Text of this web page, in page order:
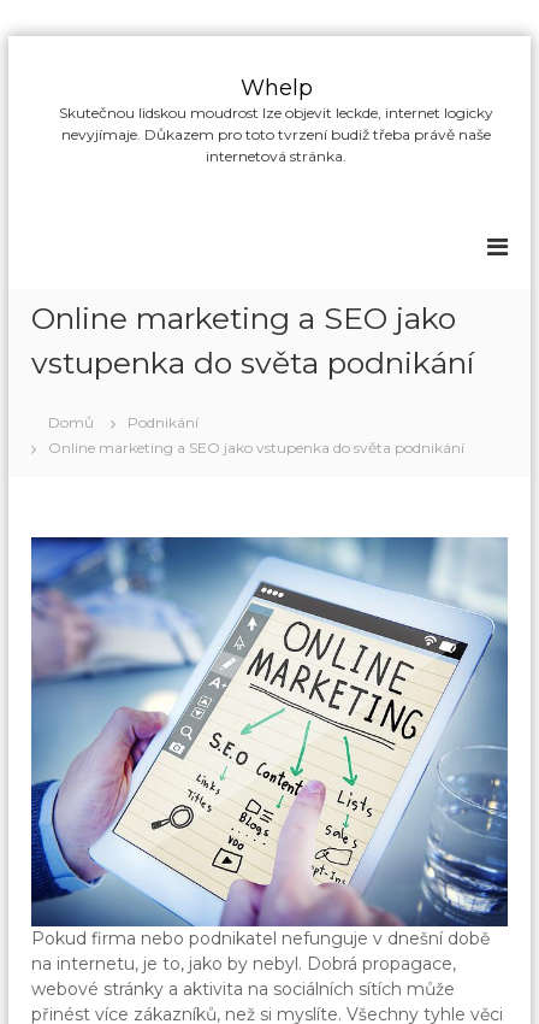
Whelp
Skutečnou lidskou moudrost lze objevit leckde, internet logicky
nevyjímaje. Důkazem pro toto tvrzení budiž třeba právě naše
internetová stránka.
Online marketing a SEO jako
vstupenka do světa podnikání
Domů
Podnikání
Online marketing a SEO jako vstupenka do světa podnikání
Pokud firma nebo podnikatel nefunguje v dnešní době
na internetu, je to, jako by nebyl. Dobrá propagace,
webové stránky a aktivita na sociálních sítích může
přinést více zákazníků, než si myslíte. Všechny tyhle věci